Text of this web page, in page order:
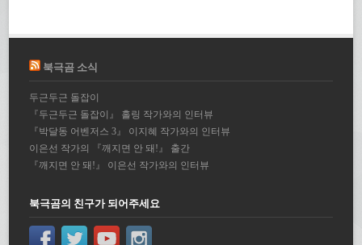
북극곰 소식
두근두근 돌잡이
『두근두근 돌잡이』 홀링 작가와의 인터뷰
『박달동 어벤저스 3』 이지혜 작가와의 인터뷰
이은선 작가의 『깨지면 안 돼!』 출간
『깨지면 안 돼!』 이은선 작가와의 인터뷰
북극곰의 친구가 되어주세요